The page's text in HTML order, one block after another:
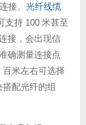
接。 光纤线缆
支持 100 米甚至
接，会出现信
确测量连接点
米左右可选择
配光纤的组